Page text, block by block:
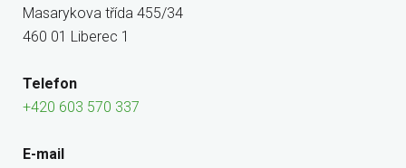
Masarykova třída 455/34
460 01 Liberec 1
Telefon
+420 603 570 337
E-mail